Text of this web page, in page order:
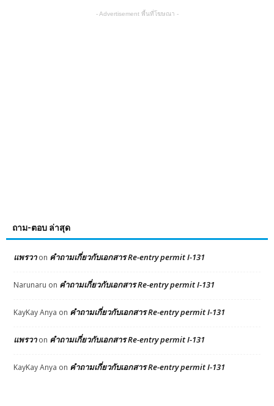
- Advertisement พื้นที่โฆษณา -
ถาม-ตอบ ล่าสุด
แพรวาon คำถามเกี่ยวกับเอกสาร Re-entry permit I-131
Narunaru on คำถามเกี่ยวกับเอกสาร Re-entry permit I-131
KayKay Anya on คำถามเกี่ยวกับเอกสาร Re-entry permit I-131
แพรวาon คำถามเกี่ยวกับเอกสาร Re-entry permit I-131
KayKay Anya on คำถามเกี่ยวกับเอกสาร Re-entry permit I-131